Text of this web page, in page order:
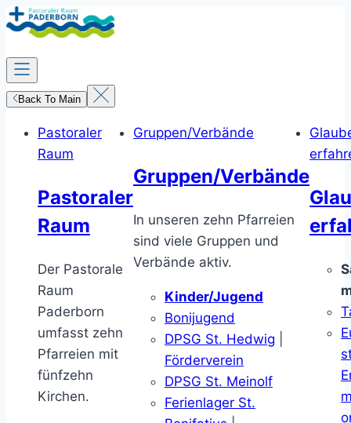
Zum
Inhalt
springen
Back To Main
Pastoraler
Raum
Pastoraler
Raum
Der Pastorale
Raum
Paderborn
umfasst zehn
Pfarreien mit
fünfzehn
Kirchen.
Gruppen/Verbände
Gruppen/Verbände
In unseren zehn Pfarreien
sind viele Gruppen und
Verbände aktiv.
Kinder/Jugend
Bonijugend
DPSG St. Hedwig
Förderverein
DPSG St. Meinolf
Ferienlager St.